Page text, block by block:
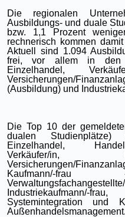
Die regionalen
Ausbildungs- und duale
bzw. 1,1 Prozent
rechnerisch kommen
Aktuell sind 1.094
frei, vor allem in den
Einzelhandel,
Versicherungen/
(Ausbildung) und
Die Top 10 der
dualen Studienplätze)
Einzelhandel,
Verkäufer/in,
Versicherungen/
Kaufmann/-frau
Industriekaufmann/-
Systemintegration und
Außenhandelsmanagement.